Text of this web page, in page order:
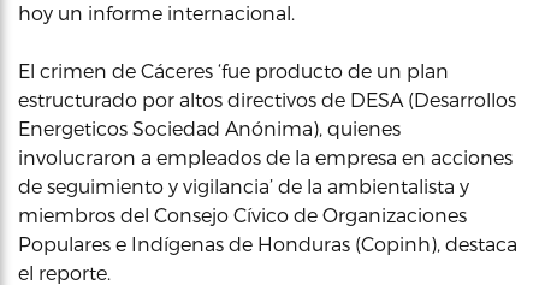
hoy un informe internacional.
El crimen de Cáceres ‘fue producto de un plan
estructurado por altos directivos de DESA (Desarrollos
Energeticos Sociedad Anónima), quienes
involucraron a empleados de la empresa en acciones
de seguimiento y vigilancia’ de la ambientalista y
miembros del Consejo Cívico de Organizaciones
Populares e Indígenas de Honduras (Copinh), destaca
el reporte.